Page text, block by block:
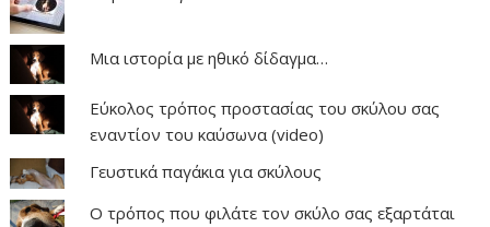
Μια ιστορία με ηθικό δίδαγμα…
Εύκολος τρόπος προστασίας του σκύλου σας
εναντίον του καύσωνα (video)
Γευστικά παγάκια για σκύλους
Ο τρόπος που φιλάτε τον σκύλο σας εξαρτάται